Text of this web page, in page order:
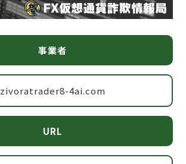
事業者
zivoratrader8-4ai.com
URL